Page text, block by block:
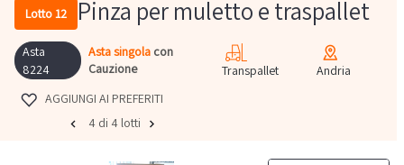
Lotto 12 Pinza per muletto e traspallet
Asta
8224
Asta singola con
Cauzione
Transpallet
Andria
AGGIUNGI AI PREFERITI
4 di 4 lotti